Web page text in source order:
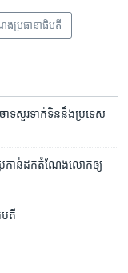
ងប្រធានាធិបតី
ោទសួរ​ទាក់ទិន​នឹង​ប្រទេស​
រកាន់​ដក​តំណែង​លោក​ឲ្យ​
បតី​